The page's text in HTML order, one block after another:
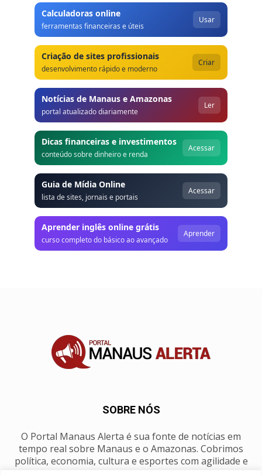
Calculadoras online
ferramentas financeiras e úteis
Usar
Criação de sites profissionais
desenvolvimento rápido e moderno
Criar
Notícias de Manaus e Amazonas
portal atualizado diariamente
Ler
Dicas financeiras e investimentos
conteúdo sobre dinheiro e renda
Acessar
Guia de Mídia Online
lista de sites, jornais e portais
Acessar
Aprender inglês online grátis
curso completo do básico ao avançado
Aprender
SOBRE NÓS
O Portal Manaus Alerta é sua fonte de notícias em
tempo real sobre Manaus e o Amazonas. Cobrimos
política, economia, cultura e esportes com agilidade e